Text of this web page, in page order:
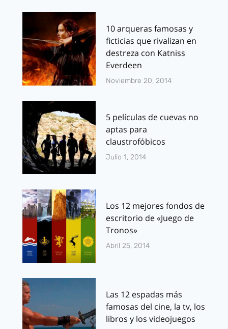
10 arqueras famosas y
ficticias que rivalizan en
destreza con Katniss
Everdeen
Noviembre 20, 2014
5 películas de cuevas no
aptas para
claustrofóbicos
Julio 1, 2014
Los 12 mejores fondos de
escritorio de «Juego de
Tronos»
Abril 25, 2014
Las 12 espadas más
famosas del cine, la tv, los
libros y los videojuegos